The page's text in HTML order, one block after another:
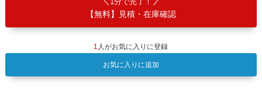
【無料】見積・在庫確認
1 人がお気に入りに登録
お気に入りに追加